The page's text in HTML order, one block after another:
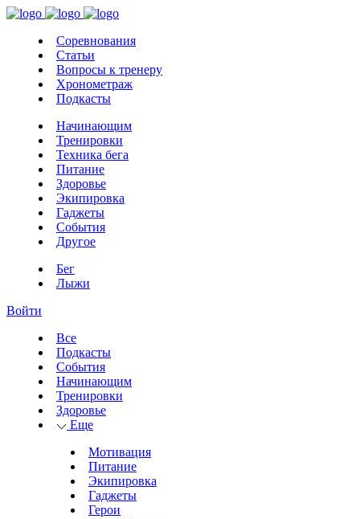
Соревнования
Статьи
Вопросы к тренеру
Хронометраж
Подкасты
Начинающим
Тренировки
Техника бега
Питание
Здоровье
Экипировка
Гаджеты
События
Другое
Бег
Лыжи
Войти
Все
Подкасты
События
Начинающим
Тренировки
Здоровье
Еще
Мотивация
Питание
Экипировка
Гаджеты
Герои